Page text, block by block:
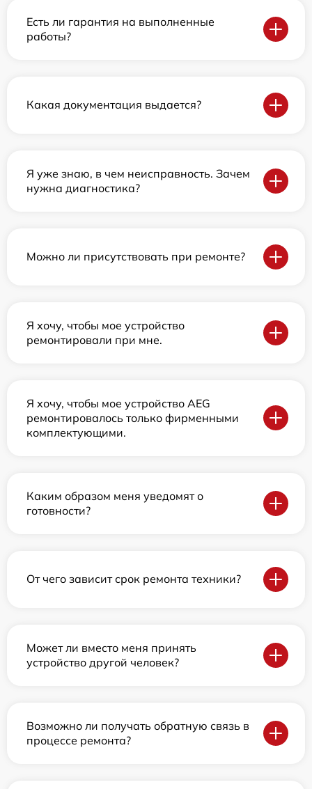
Есть ли гарантия на выполненные
работы?
Какая документация выдается?
Я уже знаю, в чем неисправность. Зачем
нужна диагностика?
Можно ли присутствовать при ремонте?
Я хочу, чтобы мое устройство
ремонтировали при мне.
Я хочу, чтобы мое устройство AEG
ремонтировалось только фирменными
комплектующими.
Каким образом меня уведомят о
готовности?
От чего зависит срок ремонта техники?
Может ли вместо меня принять
устройство другой человек?
Возможно ли получать обратную связь в
процессе ремонта?